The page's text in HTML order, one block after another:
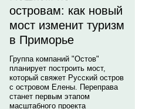
островам: как новый
мост изменит туризм
в Приморье
Группа компаний "Остов"
планирует построить мост,
который свяжет Русский остров
с островом Елены. Переправа
станет первым этапом
масштабного проекта